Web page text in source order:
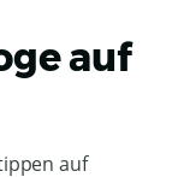
auf
auf